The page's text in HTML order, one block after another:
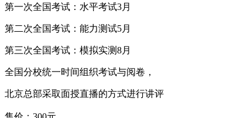
第一次全国考试：水平考试3月
第二次全国考试：能力测试5月
第三次全国考试：模拟实测8月
全国分校统一时间组织考试与阅卷，
北京总部采取面授直播的方式进行讲评